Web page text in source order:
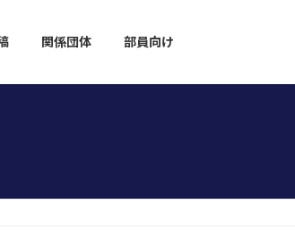
関係団体 部員向け